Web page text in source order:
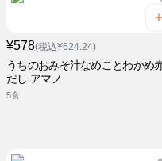
¥578(税込¥624.24)
うちのおみそ汁なめことわかめ
だし アマノ
5食